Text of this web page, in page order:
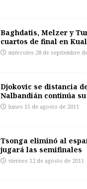
Baghdatis, Melzer y
cuartos de final en
miércoles 28 de septiembre
Djokovic se distancia
Nalbandián continúa
lunes 15 de agosto de 2011
Tsonga eliminó al
jugará las semifinales
viernes 12 de agosto de 2011